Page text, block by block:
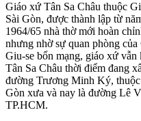
Giáo xứ Tân Sa Châu thuộc
Sài Gòn, được thành lập từ
1964/65 nhà thờ mới hoàn
nhưng nhờ sự quan phòng
Giu-se bổn mạng, giáo xứ
Tân Sa Châu thời điểm đang
đường Trương Minh Ký,
Gòn xưa và nay là đường Lê
TP.HCM.